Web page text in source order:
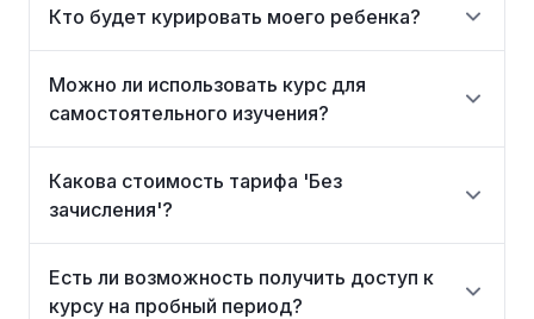
Кто будет курировать моего ребенка?
Можно ли использовать курс для
самостоятельного изучения?
Какова стоимость тарифа 'Без
зачисления'?
Есть ли возможность получить доступ к
курсу на пробный период?